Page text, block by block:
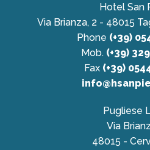
Hotel San
Via Brianza, 2 - 48015
Phone (+39)
Mob. (+39)
Fax (+39)
Pugliese
Via
48015 -